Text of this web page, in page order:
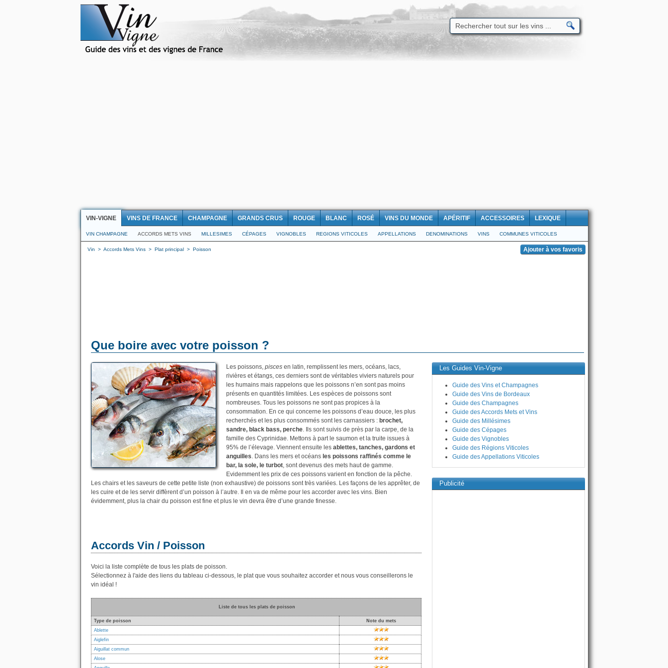
VIN-VIGNE VINS DE FRANCE CHAMPAGNE GRANDS CRUS ROUGE BLANC ROSÉ VINS DU MONDE APÉRITIF ACCESSOIRES LEXIQUE
VIN CHAMPAGNE ACCORDS METS VINS MILLESIMES CÉPAGES VIGNOBLES REGIONS VITICOLES APPELLATIONS DENOMINATIONS VINS COMMUNES VITICOLES
Vin > Accords Mets Vins > Plat principal > Poisson
Que boire avec votre poisson ?
Les poissons, pisces en latin, remplissent les mers, océans, lacs,
rivières et étangs, ces derniers sont de véritables viviers naturels pour
les humains mais rappelons que les poissons n’en sont pas moins
présents en quantités limitées. Les espèces de poissons sont
nombreuses. Tous les poissons ne sont pas propices à la
consommation. En ce qui concerne les poissons d’eau douce, les plus
recherchés et les plus consommés sont les carnassiers : brochet,
sandre, black bass, perche. Ils sont suivis de près par la carpe, de la
famille des Cyprinidae. Mettons à part le saumon et la truite issues à
95% de l’élevage. Viennent ensuite les ablettes, tanches, gardons et
anguilles. Dans les mers et océans les poissons raffinés comme le
bar, la sole, le turbot, sont devenus des mets haut de gamme.
Evidemment les prix de ces poissons varient en fonction de la pêche.
Les chairs et les saveurs de cette petite liste (non exhaustive) de poissons sont très variées. Les façons de les apprêter, de
les cuire et de les servir diffèrent d’un poisson à l’autre. Il en va de même pour les accorder avec les vins. Bien
évidemment, plus la chair du poisson est fine et plus le vin devra être d’une grande finesse.
Accords Vin / Poisson
Voici la liste complète de tous les plats de poisson.
Sélectionnez à l'aide des liens du tableau ci-dessous, le plat que vous souhaitez accorder et nous vous conseillerons le
vin idéal !
Liste de tous les plats de poisson
Type de poisson
Note du mets
Ablette
Aiglefin
Aiguillat commun
Alose
Les Guides Vin-Vigne
Guide des Vins et Champagnes
Guide des Vins de Bordeaux
Guide des Champagnes
Guide des Accords Mets et Vins
Guide des Millésimes
Guide des Cépages
Guide des Vignobles
Guide des Régions Viticoles
Guide des Appellations Viticoles
Publicité